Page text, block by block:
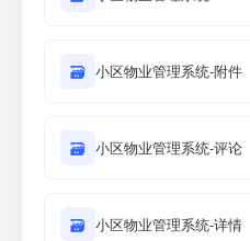
🗃 小区物业管理系统-附件
🗃 小区物业管理系统-评论
🗃 小区物业管理系统-详情